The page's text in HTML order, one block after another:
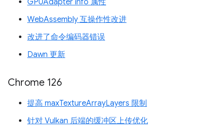
GPUAdapter info 属性
WebAssembly 互操作性改进
改进了命令编码器错误
Dawn 更新
Chrome 126
提高 maxTextureArrayLayers 限制
针对 Vulkan 后端的缓冲区上传优化